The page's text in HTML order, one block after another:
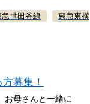
急世田谷線 東急東横
募集！
お母さんと一緒に